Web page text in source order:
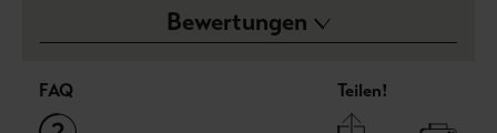
Bewertungen
FAQ Teilen!